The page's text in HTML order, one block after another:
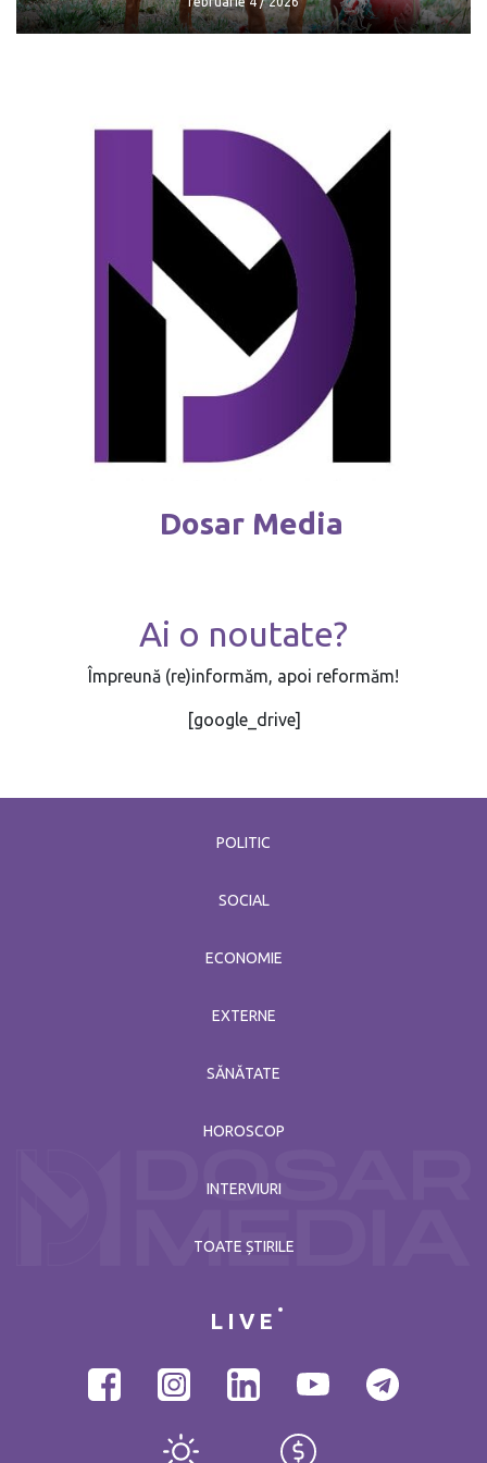
Reguli noi pentru deținătorii de câini
februarie 4 / 2026
Dosar Media
Ai o noutate?
Împreună (re)informăm, apoi reformăm!
[google_drive]
POLITIC
SOCIAL
ECONOMIE
EXTERNE
SĂNĂTATE
HOROSCOP
INTERVIURI
TOATE ȘTIRILE
LIVE